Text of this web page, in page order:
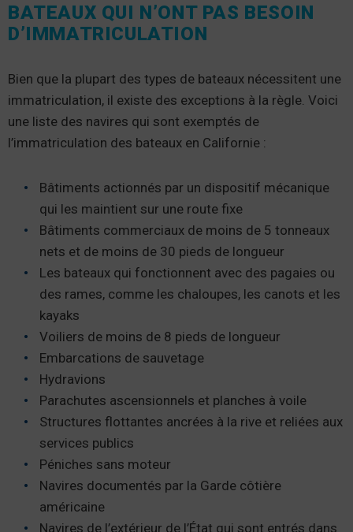
BATEAUX QUI N’ONT PAS BESOIN
D’IMMATRICULATION
Bien que la plupart des types de bateaux nécessitent une
immatriculation, il existe des exceptions à la règle. Voici
une liste des navires qui sont exemptés de
l’immatriculation des bateaux en Californie :
Bâtiments actionnés par un dispositif mécanique
qui les maintient sur une route fixe
Bâtiments commerciaux de moins de 5 tonneaux
nets et de moins de 30 pieds de longueur
Les bateaux qui fonctionnent avec des pagaies ou
des rames, comme les chaloupes, les canots et les
kayaks
Voiliers de moins de 8 pieds de longueur
Embarcations de sauvetage
Hydravions
Parachutes ascensionnels et planches à voile
Structures flottantes ancrées à la rive et reliées aux
services publics
Péniches sans moteur
Navires documentés par la Garde côtière
américaine
Navires de l’extérieur de l’État qui sont entrés dans